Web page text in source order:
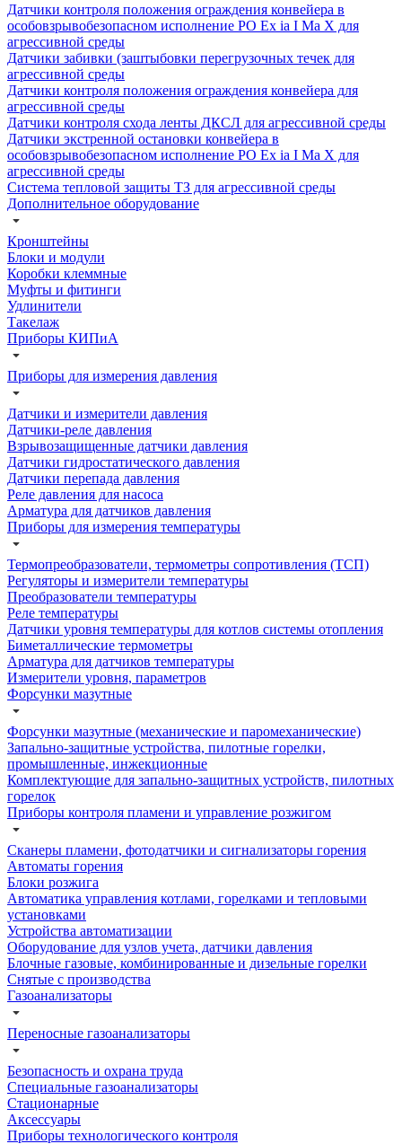
Датчики контроля положения ограждения конвейера в
особовзрывобезопасном исполнение РО Ех ia I Ма Х для
агрессивной среды
Датчики забивки (заштыбовки перегрузочных течек для
агрессивной среды
Датчики контроля положения ограждения конвейера для
агрессивной среды
Датчики контроля схода ленты ДКСЛ для агрессивной среды
Датчики экстренной остановки конвейера в
особовзрывобезопасном исполнение РО Ех ia I Ма Х для
агрессивной среды
Система тепловой защиты ТЗ для агрессивной среды
Дополнительное оборудование
Кронштейны
Блоки и модули
Коробки клеммные
Муфты и фитинги
Удлинители
Такелаж
Приборы КИПиА
Приборы для измерения давления
Датчики и измерители давления
Датчики-реле давления
Взрывозащищенные датчики давления
Датчики гидростатического давления
Датчики перепада давления
Реле давления для насоса
Арматура для датчиков давления
Приборы для измерения температуры
Термопреобразователи, термометры сопротивления (ТСП)
Регуляторы и измерители температуры
Преобразователи температуры
Реле температуры
Датчики уровня температуры для котлов системы отопления
Биметаллические термометры
Арматура для датчиков температуры
Измерители уровня, параметров
Форсунки мазутные
Форсунки мазутные (механические и паромеханические)
Запально-защитные устройства, пилотные горелки,
промышленные, инжекционные
Комплектующие для запально-защитных устройств, пилотных
горелок
Приборы контроля пламени и управление розжигом
Сканеры пламени, фотодатчики и сигнализаторы горения
Автоматы горения
Блоки розжига
Автоматика управления котлами, горелками и тепловыми
установками
Устройства автоматизации
Оборудование для узлов учета, датчики давления
Блочные газовые, комбинированные и дизельные горелки
Снятые с производства
Газоанализаторы
Переносные газоанализаторы
Безопасность и охрана труда
Специальные газоанализаторы
Стационарные
Аксессуары
Приборы технологического контроля